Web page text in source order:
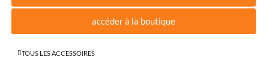
accéder à la boutique
TOUS LES ACCESSOIRES